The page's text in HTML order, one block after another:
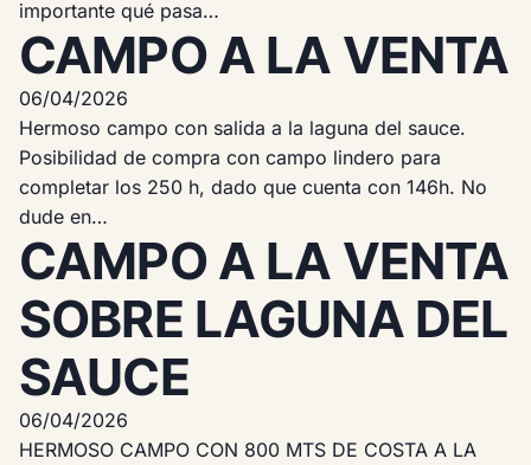
importante qué pasa…
CAMPO A LA VENTA
06/04/2026
Hermoso campo con salida a la laguna del sauce.
Posibilidad de compra con campo lindero para
completar los 250 h, dado que cuenta con 146h. No
dude en…
CAMPO A LA VENTA
SOBRE LAGUNA DEL
SAUCE
06/04/2026
HERMOSO CAMPO CON 800 MTS DE COSTA A LA